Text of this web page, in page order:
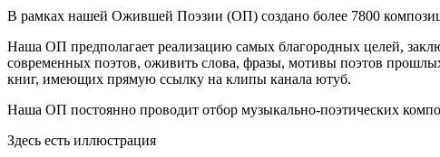
В рамках нашей Ожившей Поэзии (ОП) создано более 7800
Наша ОП предполагает реализацию самых благородных целей,
современных поэтов, оживить слова, фразы, мотивы поэтов
книг, имеющих прямую ссылку на клипы канала ютуб.
Наша ОП постоянно проводит отбор музыкально-поэтических
Здесь есть иллюстрация